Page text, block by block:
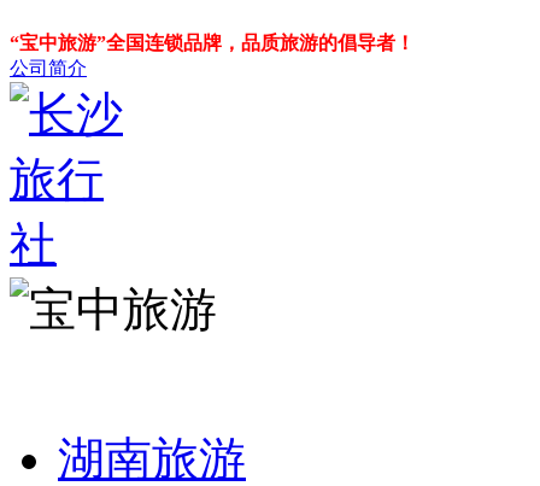
“宝中旅游”全国连锁品牌，品质旅游的倡导者！
公司简介
湖南旅游